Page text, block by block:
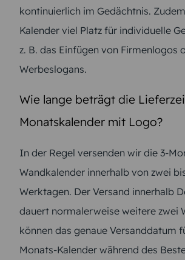
kontinuierlich im Gedächtnis.
Kalender viel Platz für individuelle
z. B. das Einfügen von Firmenlogos
Werbeslogans.
Wie lange beträgt die
Monatskalender mit Logo?
In der Regel versenden wir die 3-
Wandkalender innerhalb von zwei
Werktagen. Der Versand innerhalb
dauert normalerweise weitere zwei
können das genaue Versanddatum
Monats-Kalender während des